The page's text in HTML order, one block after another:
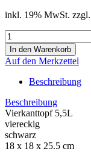
inkl. 19% MwSt. zzgl.
Auf den Merkzettel
Beschreibung
Beschreibung
Vierkanttopf 5,5L
viereckig
schwarz
18 x 18 x 25.5 cm